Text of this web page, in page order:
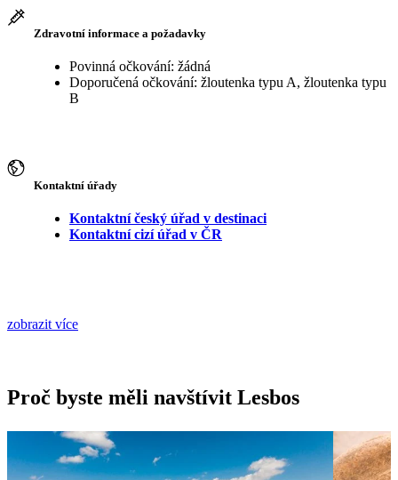
Zdravotní informace a požadavky
Povinná očkování: žádná
Doporučená očkování: žloutenka typu A, žloutenka typu
B
Kontaktní úřady
Kontaktní český úřad v destinaci
Kontaktní cizí úřad v ČR
zobrazit více
Proč byste měli navštívit Lesbos